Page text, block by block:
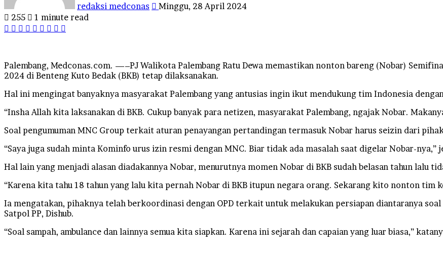
redaksi medconas
Minggu, 28 April 2024
255
1 minute read
Facebook
Twitter
LinkedIn
Tumblr
Pinterest
Reddit
VKontakte
Odnoklassniki
Palembang, Medconas.com. —–PJ Walikota Palembang Ratu Dewa memastikan nonton bareng (Nobar)
2024 di Benteng Kuto Bedak (BKB) tetap dilaksanakan.
Hal ini mengingat banyaknya masyarakat Palembang yang antusias ingin ikut mendukung tim Indonesia
“Insha Allah kita laksanakan di BKB. Cukup banyak para netizen, masyarakat Palembang, ngajak Nobar.
Soal pengumuman MNC Group terkait aturan penayangan pertandingan termasuk Nobar harus seizin dari
“Saya juga sudah minta Kominfo urus izin resmi dengan MNC. Biar tidak ada masalah saat digelar Nobar-nya,”
Hal lain yang menjadi alasan diadakannya Nobar, menurutnya momen Nobar di BKB sudah belasan tahun lalu
“Karena kita tahu 18 tahun yang lalu kita pernah Nobar di BKB itupun negara orang. Sekarang kito nonton tim
Ia mengatakan, pihaknya telah berkoordinasi dengan OPD terkait untuk melakukan persiapan diantaranya
Satpol PP, Dishub.
“Soal sampah, ambulance dan lainnya semua kita siapkan. Karena ini sejarah dan capaian yang luar biasa,”